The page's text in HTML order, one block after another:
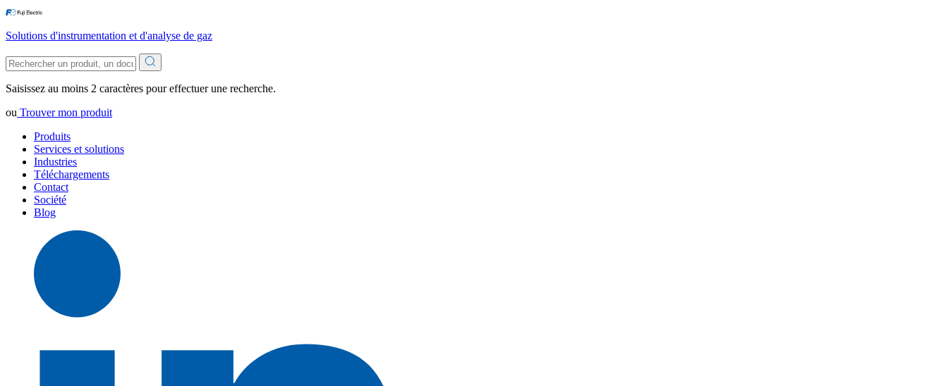
Solutions d'instrumentation et d'analyse de gaz
Saisissez au moins 2 caractères pour effectuer une recherche.
ou Trouver mon produit
Produits
Services et solutions
Industries
Téléchargements
Contact
Société
Blog